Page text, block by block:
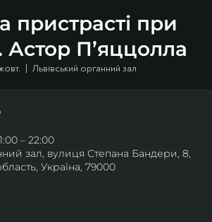
пристрасті при
Астор П’яццолла
  |
Львівський органний зал
– 22:00
зал, вулиця Степана Бандери, 8,
Україна, 79000